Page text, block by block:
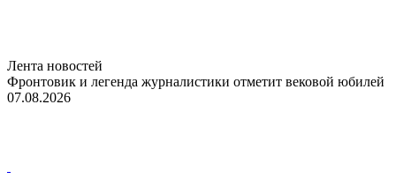
Лента новостей
Фронтовик и легенда журналистики отметит вековой юбилей
07.08.2026